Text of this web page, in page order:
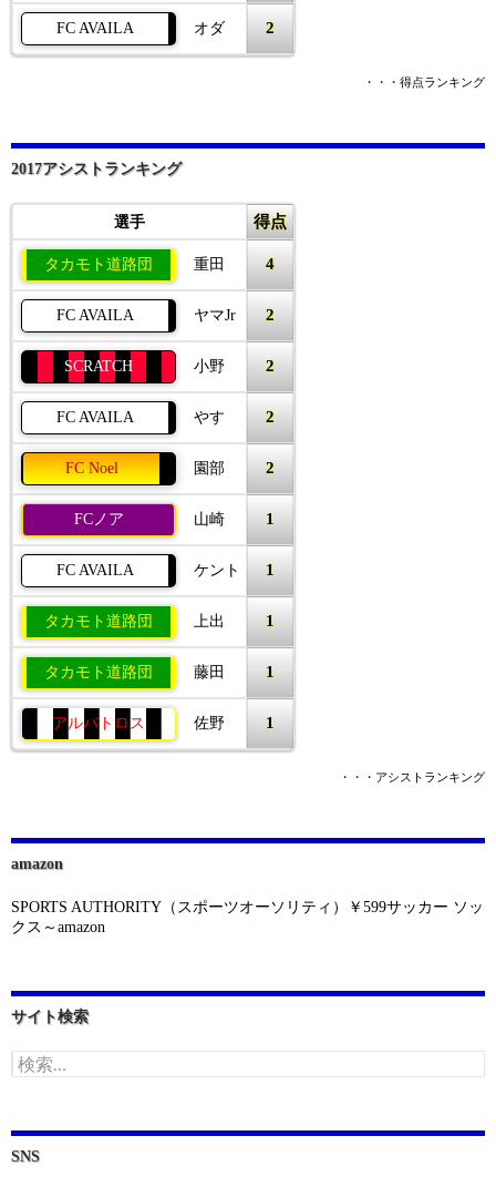
FC AVAILA オダ 2
・・・得点ランキング
2017アシストランキング
選手 得点
タカモト道路団 重田 4
FC AVAILA ヤマJr 2
SCRATCH 小野 2
FC AVAILA やす 2
FC Noel 園部 2
FCノア 山崎 1
FC AVAILA ケント 1
タカモト道路団 上出 1
タカモト道路団 藤田 1
アルバトロス 佐野 1
・・・アシストランキング
amazon
SPORTS AUTHORITY（スポーツオーソリティ）￥599サッカー ソッ
クス～amazon
サイト検索
検
索:
SNS